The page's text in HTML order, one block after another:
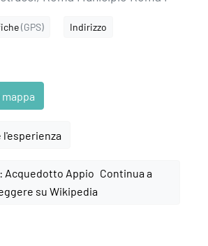
(GPS) Indirizzo
l'esperienza
Continua a
su Wikipedia